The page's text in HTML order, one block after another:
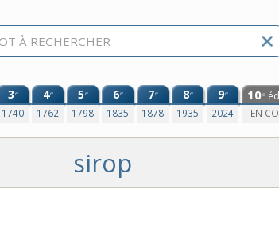
3e
1740
4e
1762
5e
1798
6e
1835
7e
1878
8e
1935
9e
2024
10e
EN
sirop